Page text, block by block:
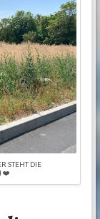
STEHT DIE
❤️